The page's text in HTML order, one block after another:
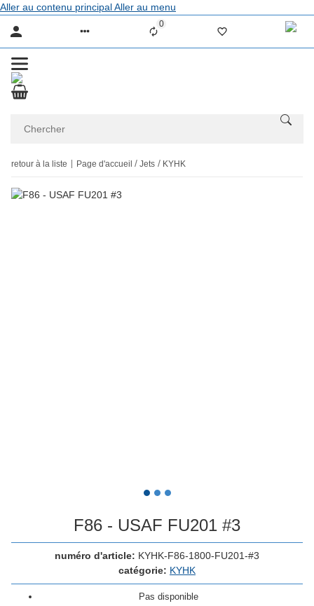
Aller au contenu principalAller au menu
0Liste ist leer
retour à la liste Page d'accueil Jets KYHK
F86 - USAF FU201 #3
numéro d'article: KYHK-F86-1800-FU201-#3
catégorie: KYHK
Pas disponible